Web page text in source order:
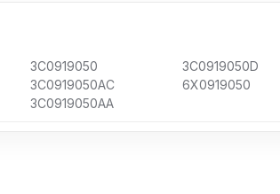
3C0919050 3C0919050D
3C0919050AC 6X0919050
3C0919050AA